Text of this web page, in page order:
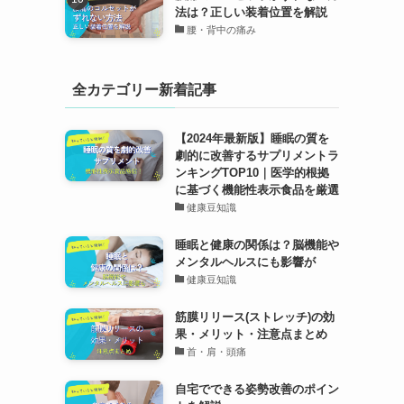
法は？正しい装着位置を解説
腰・背中の痛み
全カテゴリー新着記事
【2024年最新版】睡眠の質を
劇的に改善するサプリメントラ
ンキングTOP10｜医学的根拠
に基づく機能性表示食品を厳選
健康豆知識
睡眠と健康の関係は？脳機能や
メンタルヘルスにも影響が
健康豆知識
筋膜リリース(ストレッチ)の効
果・メリット・注意点まとめ
首・肩・頭痛
自宅でできる姿勢改善のポイン